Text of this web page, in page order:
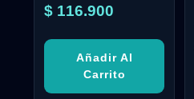
$ 116.900
Añadir Al
Carrito